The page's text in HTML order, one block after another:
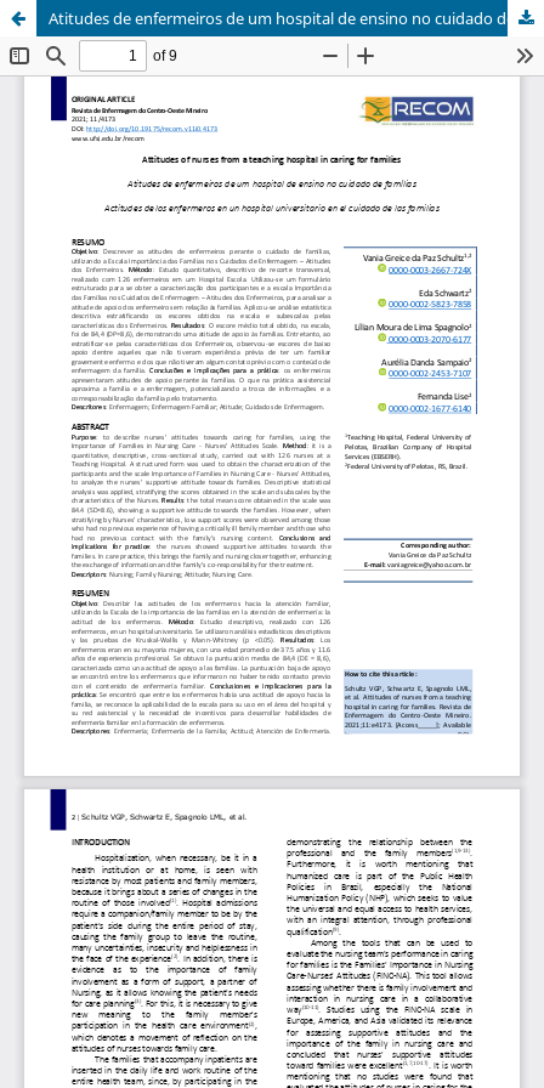
Atitudes de enfermeiros de um hospital de ensino no cuidado de famílias